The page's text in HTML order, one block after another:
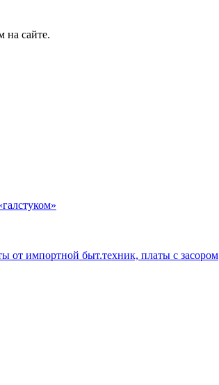
на сайте.
от импортной быт.техник, платы с засором